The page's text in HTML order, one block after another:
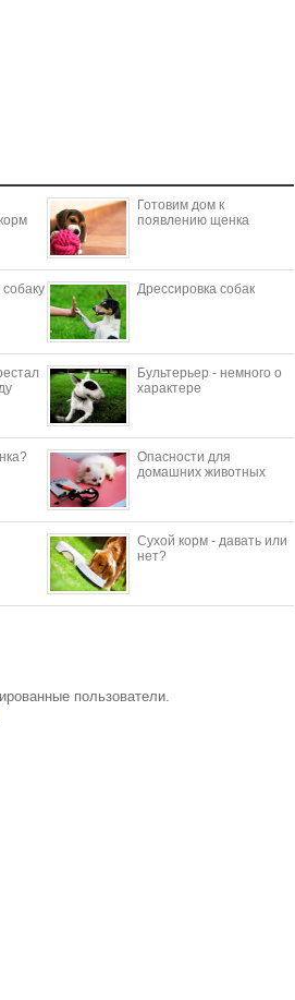
Готовим дом к
появлению щенка
Дрессировка собак
Бультерьер - немного о
характере
Опасности для
домашних животных
Сухой корм - давать или
нет?
пользователи.